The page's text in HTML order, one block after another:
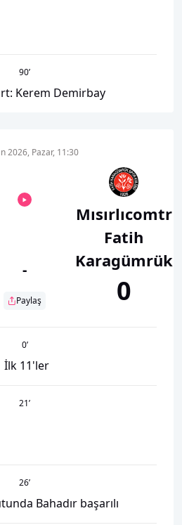
90’
Kerem Demirbay
2026, Pazar, 11:30
-
Paylaş
Mısırlıcomtr
Fatih
Karagümrük
0
0’
İlk 11'ler
21’
26’
Bahadır başarılı